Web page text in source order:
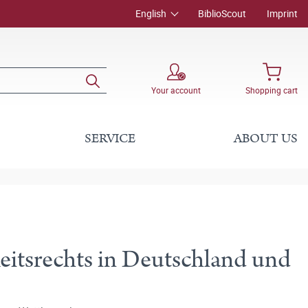
English BiblioScout Imprint
Your account Shopping cart
SERVICE ABOUT US
in Deutschland und